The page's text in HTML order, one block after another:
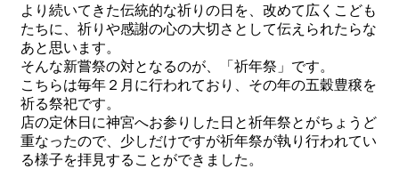
より続いてきた伝統的な祈りの日を、改めて広くこども
たちに、祈りや感謝の心の大切さとして伝えられたらな
あと思います。
そんな新嘗祭の対となるのが、「祈年祭」です。
こちらは毎年２月に行われており、その年の五穀豊穣を
祈る祭祀です。
店の定休日に神宮へお参りした日と祈年祭とがちょうど
重なったので、少しだけですが祈年祭が執り行われてい
る様子を拝見することができました。